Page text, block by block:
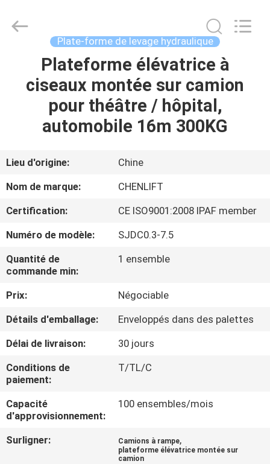
MAISON
À
PROPOS
NOUS
DE
L'USINE
CONTRÔLE
DE
LA
QUALITÉ
MACHINERY
Plate-forme de levage hydraulique
Plateforme élévatrice à
ciseaux montée sur camion
pour théâtre / hôpital,
automobile 16m 300KG
Lieu d'origine:
Chine
Nom de marque:
CHENLIFT
Certification:
CE ISO9001:2008 IPAF member
Numéro de modèle:
SJDC0.3-7.5
Quantité de
commande min:
1 ensemble
Prix:
Négociable
Détails d'emballage:
Enveloppés dans des palettes
Délai de livraison:
30 jours
Conditions de
paiement:
T/TL/C
Capacité
d'approvisionnement:
100 ensembles/mois
Surligner: Camions à rampe,
plateforme élévatrice montée sur
camion